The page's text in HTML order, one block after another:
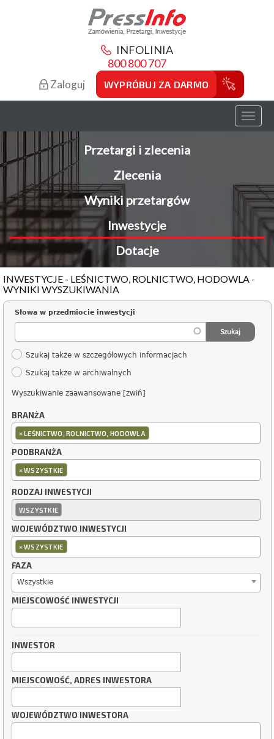
INFOLINIA
800 800 707
Zaloguj WYPRÓBUJ ZA DARMO
Toggle
Przetargi i zlecenia
Zlecenia
Wyniki przetargów
Inwestycje
Dotacje
INWESTYCJE - LEŚNICTWO, ROLNICTWO, HODOWLA -
WYNIKI WYSZUKIWANIA
Słowa w przedmiocie inwestycji
Szukaj także w szczegółowych informacjach
Szukaj także w archiwalnych
Wyszukiwanie zaawansowane [zwiń]
BRANŻA
×LEŚNICTWO, ROLNICTWO, HODOWLA
PODBRANŻA
×WSZYSTKIE
RODZAJ INWESTYCJI
WSZYSTKIE
WOJEWÓDZTWO INWESTYCJI
×WSZYSTKIE
FAZA
Wszystkie
MIEJSCOWOŚĆ INWESTYCJI
INWESTOR
MIEJSCOWOŚĆ, ADRES INWESTORA
WOJEWÓDZTWO INWESTORA